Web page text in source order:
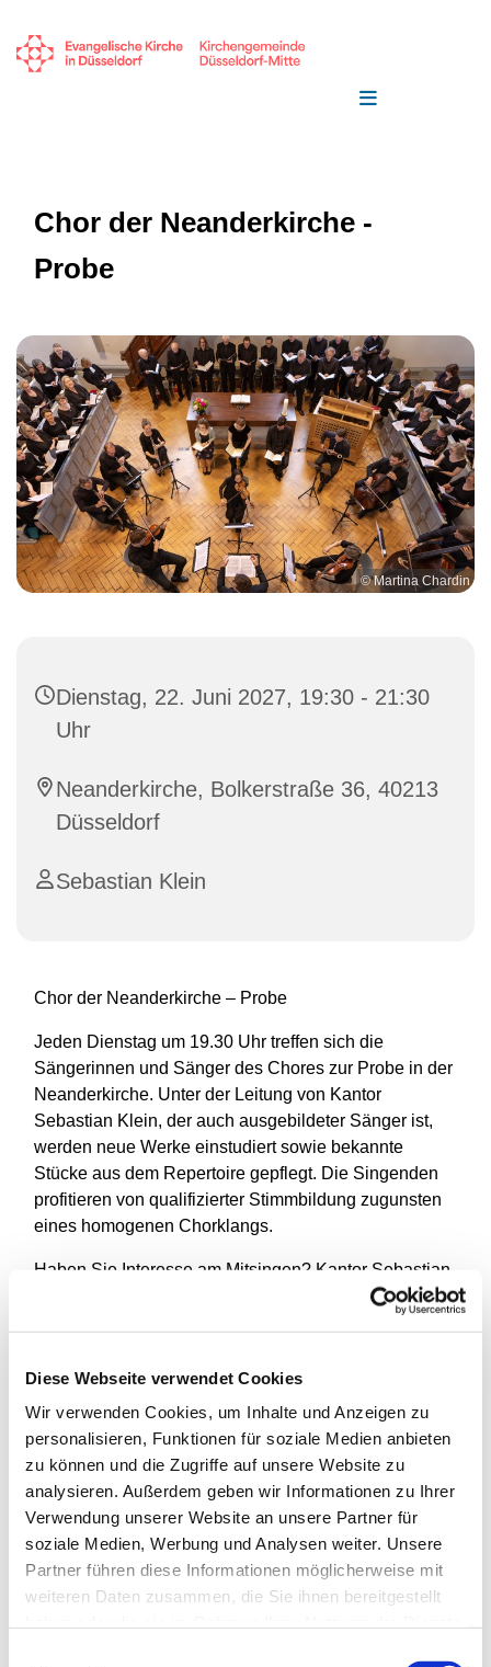
Diese Webseite verwendet Cookies
Wir verwenden Cookies, um Inhalte und Anzeigen zu
personalisieren, Funktionen für soziale Medien anbieten
zu können und die Zugriffe auf unsere Website zu
analysieren. Außerdem geben wir Informationen zu Ihrer
Verwendung unserer Website an unsere Partner für
soziale Medien, Werbung und Analysen weiter. Unsere
Partner führen diese Informationen möglicherweise mit
weiteren Daten zusammen, die Sie ihnen bereitgestellt
Chor der Neanderkirche -
Probe
© Martina Chardin
Dienstag, 22. Juni 2027, 19:30 - 21:30
Uhr
Neanderkirche, Bolkerstraße 36, 40213
Düsseldorf
Sebastian Klein
Chor der Neanderkirche – Probe
Jeden Dienstag um 19.30 Uhr treffen sich die
Sängerinnen und Sänger des Chores zur Probe in der
Neanderkirche. Unter der Leitung von Kantor
Sebastian Klein, der auch ausgebildeter Sänger ist,
werden neue Werke einstudiert sowie bekannte
Stücke aus dem Repertoire gepflegt. Die Singenden
profitieren von qualifizierter Stimmbildung zugunsten
eines homogenen Chorklangs.
Haben Sie Interesse am Mitsingen? Kantor Sebastian
Klein gibt Ihnen gerne weitere Informationen zu den
0211/8369921,sebastian.klein@ekir.de.